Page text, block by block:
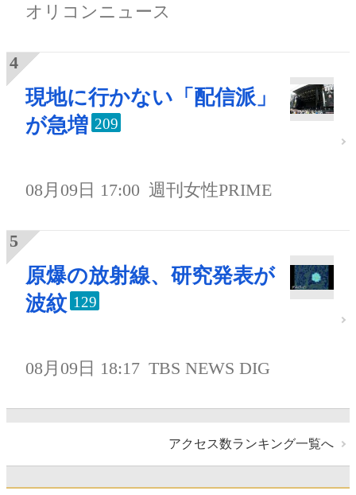
オリコンニュース
現地に行かない「配信派」
が急増 209
08月09日 17:00 週刊女性PRIME
原爆の放射線、研究発表が
波紋 129
08月09日 18:17 TBS NEWS DIG
アクセス数ランキング一覧へ